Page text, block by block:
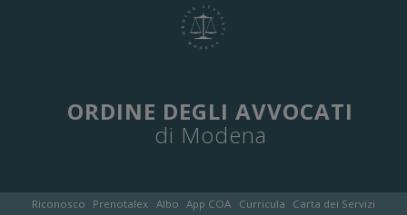
ORDINE DEGLI AVVOCATI
di Modena
Riconosco Prenotalex Albo App COA Curricula Carta dei Servizi